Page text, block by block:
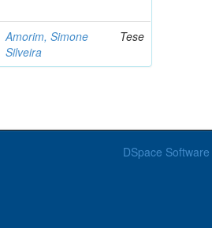
Amorim, Simone
Silveira
Tese
DSpace Software